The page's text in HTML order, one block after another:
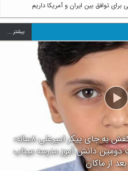
برای توافق بین ایران و آمریکا داریم
بيشتر ...
فیلم/ دفن یک لنگه کفش به جای پیکر امیرعلی ۸ساله؛
دومین دانش آموز مدرسه میناب
بعد از ماکان